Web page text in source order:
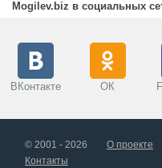
Mogilev.biz в социальных
ВКонтакте ОК
© 2001 - 2026 О проекте
Контакты